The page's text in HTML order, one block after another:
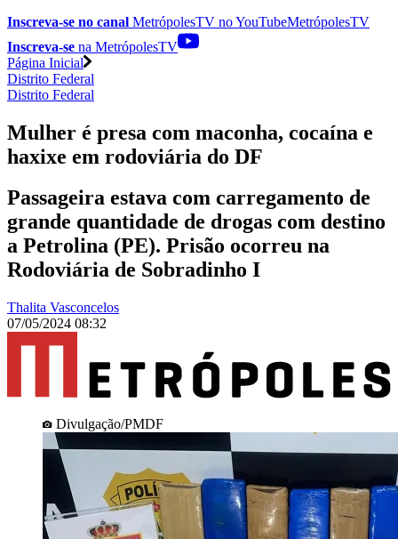
Inscreva-se no canal MetrópolesTV noYouTubeMetrópolesTV
Inscreva-se na MetrópolesTV
Página Inicial
Distrito Federal
Distrito Federal
Mulher é presa com maconha, cocaína e
haxixe em rodoviária do DF
Passageira estava com carregamento de
grande quantidade de drogas com destino
a Petrolina (PE). Prisão ocorreu na
Rodoviária de Sobradinho I
Thalita Vasconcelos
07/05/2024 08:32
Divulgação/PMDF